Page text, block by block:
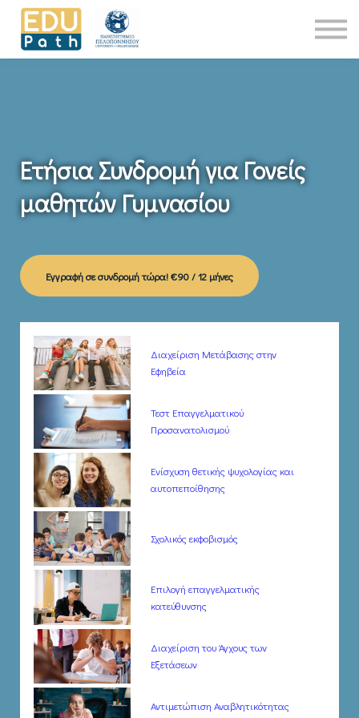
Ετήσια Συνδρομή για Γονείς
μαθητών Γυμνασίου
Εγγραφή σε συνδρομή τώρα!€90 / 12 μήνες
Διαχείριση Mετάβασης στην
Εφηβεία
Τεστ Επαγγελματικού
Προσανατολισμού
Ενίσχυση θετικής ψυχολογίας και
αυτοπεποίθησης
Σχολικός εκφοβισμός
Επιλογή επαγγελματικής
κατεύθυνσης
Διαχείριση του Άγχους των
Εξετάσεων
Αντιμετώπιση Αναβλητικότητας